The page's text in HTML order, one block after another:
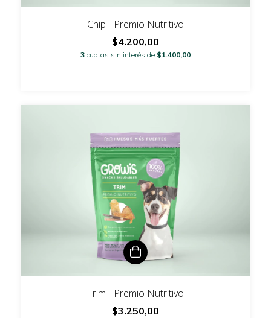
Chip - Premio Nutritivo
$4.200,00
3 cuotas sin interés de $1.400,00
Trim - Premio Nutritivo
$3.250,00